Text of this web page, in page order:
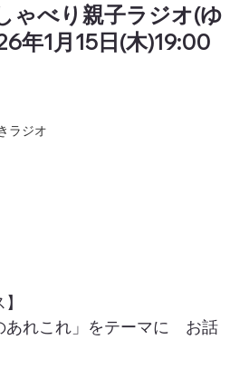
ラジオ
ゃべり親子ラジオ(ゆ
年1月15日(木)19:00
れこれ」をテーマに　お話